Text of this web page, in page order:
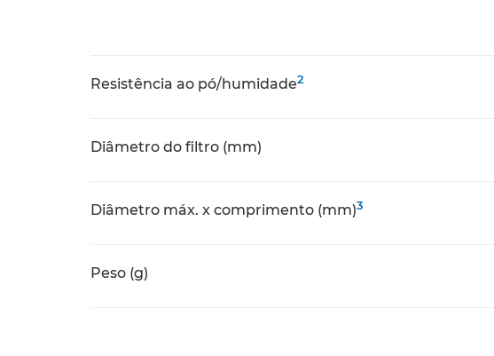
Resistência ao pó/humidade2
Diâmetro do filtro (mm)
Diâmetro máx. x comprimento (mm)3
Peso (g)